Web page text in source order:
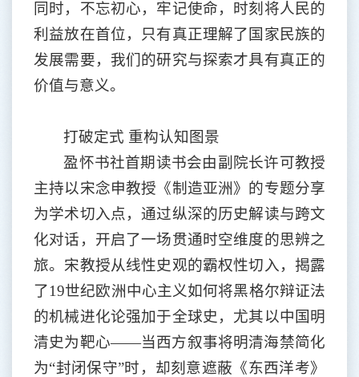
同时，不忘初心，牢记使命，时刻将人民的
利益放在首位，只有真正理解了国家民族的
发展需要，我们的研究与探索才具有真正的
价值与意义。
打破定式 重构认知图景
盈怀书社首期读书会由副院长许可教授
主持以宋念申教授《制造亚洲》的专题分享
为学术切入点，通过纵深的历史解读与跨文
化对话，开启了一场贯通时空维度的思辨之
旅。宋教授从线性史观的霸权性切入，揭露
了19世纪欧洲中心主义如何将黑格尔辩证法
的机械进化论强加于全球史，尤其以中国明
清史为靶心——当西方叙事将明清海禁简化
为“封闭保守”时，却刻意遮蔽《东西洋考》